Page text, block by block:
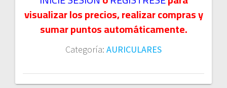
visualizar los precios, realizar compras y
sumar puntos automáticamente.
Categoría: AURICULARES